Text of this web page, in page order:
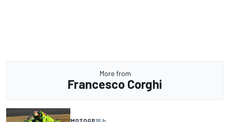
More from
Francesco Corghi
MOTOGP15 h